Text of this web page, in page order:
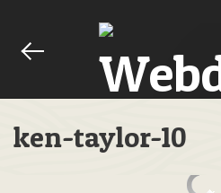
ken-taylor-10